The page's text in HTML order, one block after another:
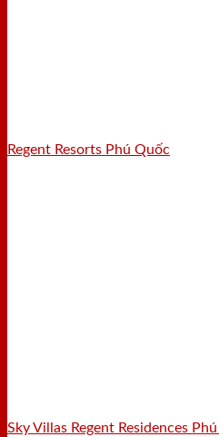
Regent Resorts Phú Quốc
Sky Villas Regent Residences